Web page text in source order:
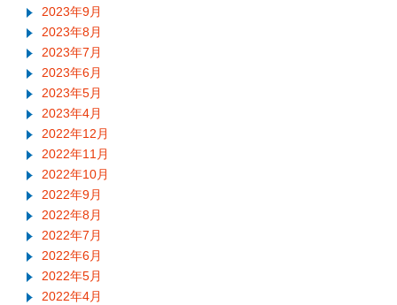
2023年9月
2023年8月
2023年7月
2023年6月
2023年5月
2023年4月
2022年12月
2022年11月
2022年10月
2022年9月
2022年8月
2022年7月
2022年6月
2022年5月
2022年4月